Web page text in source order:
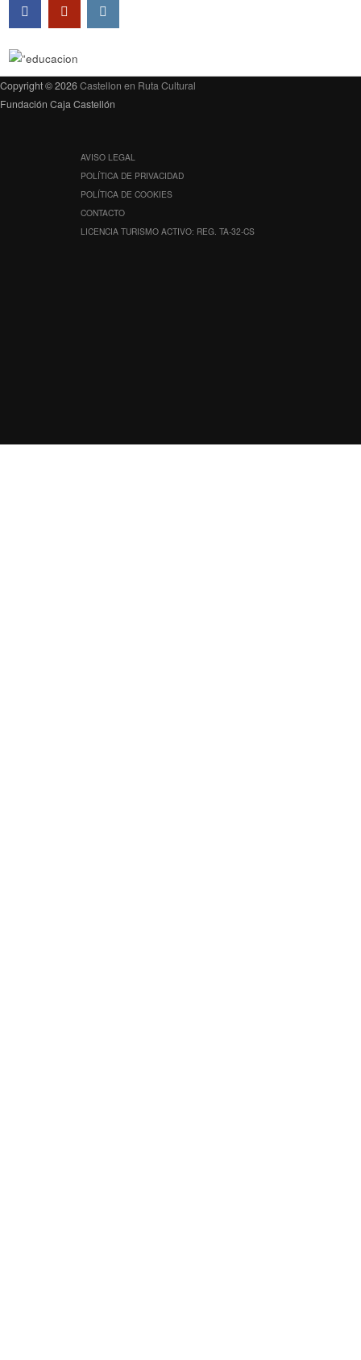
Copyright © 2026Castellon en Ruta Cultural
Fundación Caja Castellón
AVISO LEGAL
POLÍTICA DE PRIVACIDAD
POLÍTICA DE COOKIES
CONTACTO
LICENCIA TURISMO ACTIVO: REG. TA-32-CS